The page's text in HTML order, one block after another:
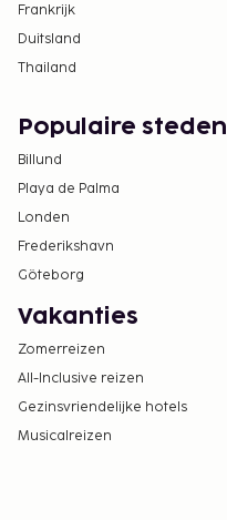
Frankrijk
Duitsland
Thailand
Populaire steden
Billund
Playa de Palma
Londen
Frederikshavn
Göteborg
Vakanties
Zomerreizen
All-Inclusive reizen
Gezinsvriendelijke hotels
Musicalreizen